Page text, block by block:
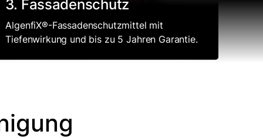
3. Fassadenschutz
AlgenfiX®-Fassadenschutzmittel mit
Tiefenwirkung und bis zu 5 Jahren Garantie.